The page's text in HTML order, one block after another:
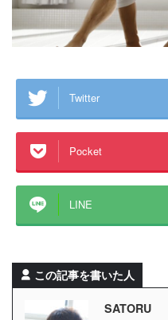
Twitter
Pocket
LINE
この記事を書いた人
SATORU